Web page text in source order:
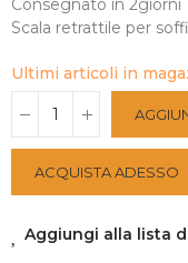
Consegnato in 2giorni
Scala retrattile per
Ultimi articoli in
ACQUISTA ADESSO
Aggiungi alla lista